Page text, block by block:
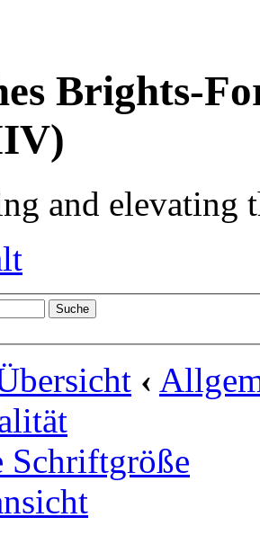
Brights-
and elevating
‹
Schriftgröße